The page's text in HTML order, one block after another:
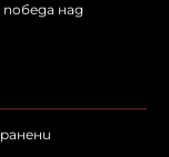
над